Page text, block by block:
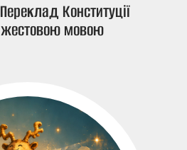
Конституції
жестовою мовою